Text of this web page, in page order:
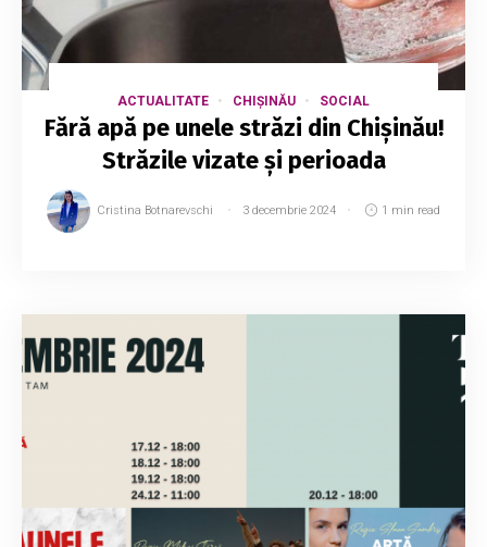
ACTUALITATE CHIȘINĂU SOCIAL
Fără apă pe unele străzi din Chișinău!
Străzile vizate și perioada
Cristina Botnarevschi 3 decembrie 2024 1 min read